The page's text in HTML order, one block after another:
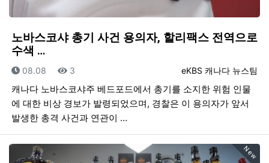
노바스코샤 총기 사건 용의자, 할리팩스 전역으로
수색 …
등록자
eKBS 캐나다 뉴스팀
등록일
08.08 조회
3
캐나다 노바스코샤주 베드포드에서 총기를 소지한 위험 인물
에 대한 비상 경보가 발령되었으며, 경찰은 이 용의자가 앞서
발생한 총격 사건과 연관이 …
New